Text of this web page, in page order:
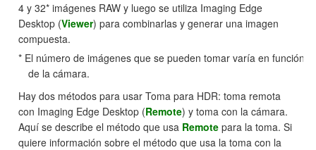
4 y 32* imágenes RAW y luego se utiliza Imaging Edge
Desktop (Viewer) para combinarlas y generar una imagen
compuesta.
* El número de imágenes que se pueden tomar varía en función
de la cámara.
Hay dos métodos para usar Toma para HDR: toma remota
con Imaging Edge Desktop (Remote) y toma con la cámara.
Aquí se describe el método que usa Remote para la toma. Si
quiere información sobre el método que usa la toma con la